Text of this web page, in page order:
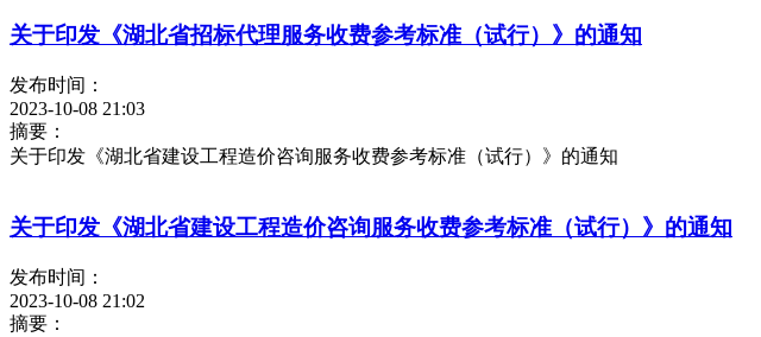
关于印发《湖北省招标代理服务收费参考标准（试行）》的通知
发布时间：
2023-10-08 21:03
摘要：
关于印发《湖北省建设工程造价咨询服务收费参考标准（试行）》的通知
关于印发《湖北省建设工程造价咨询服务收费参考标准（试行）》的通知
发布时间：
2023-10-08 21:02
摘要：